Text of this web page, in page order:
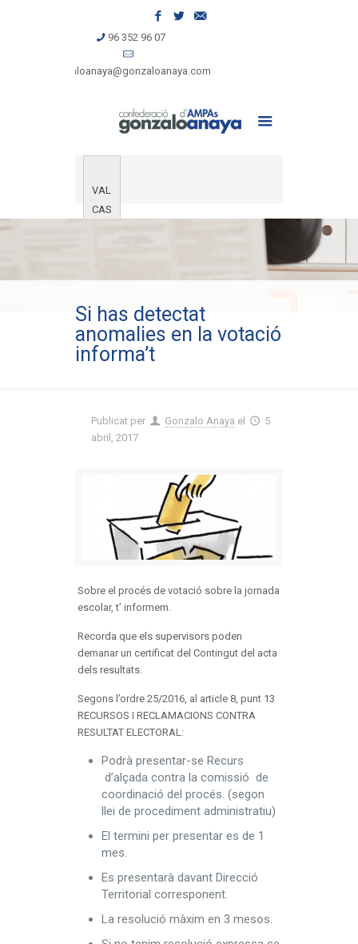
96 352 96 07
gonzaloanaya@gonzaloanaya.com
VAL
CAS
Si has detectat
anomalies en la votació
informa’t
Publicat per Gonzalo Anaya el
5
abril, 2017
Sobre el procés de votació sobre la jornada
escolar, t’ informem.
Recorda que els supervisors poden
demanar un certificat del Contingut del acta
dels resultats.
Segons l’ordre 25/2016, al article 8, punt 13
RECURSOS I RECLAMACIONS CONTRA
RESULTAT ELECTORAL:
Podrà presentar-se Recurs
d’alçada contra la comissió de
coordinació del procés. (segon
llei de procediment administratiu)
El termini per presentar es de 1
mes.
Es presentarà davant Direcció
Territorial corresponent.
La resolució màxim en 3 mesos.